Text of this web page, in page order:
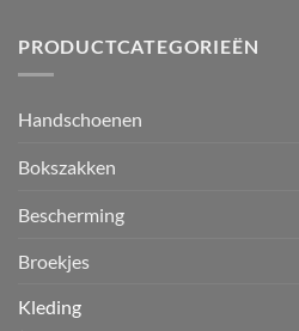
PRODUCTCATEGORIEËN
Handschoenen
Bokszakken
Bescherming
Broekjes
Kleding